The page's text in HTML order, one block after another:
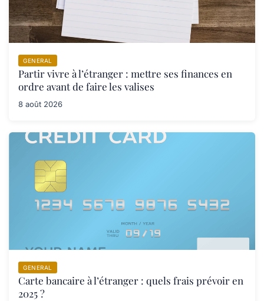
GENERAL
Partir vivre à l’étranger : mettre ses finances en
ordre avant de faire les valises
8 août 2026
GENERAL
Carte bancaire à l’étranger : quels frais prévoir en
2025 ?